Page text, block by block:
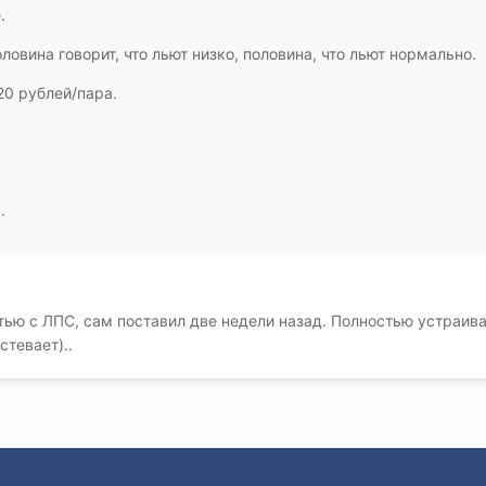
говорит, что льют низко, половина, что льют нормально.
рублей/пара.
с ЛПС, сам поставил две недели назад. Полностью